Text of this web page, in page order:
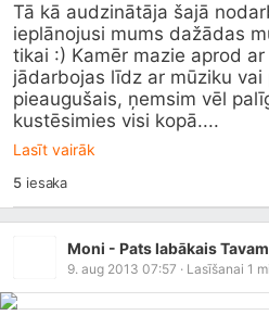
Tā kā audzinātāja šajā
ieplānojusi mums dažādas
tikai :) Kamēr mazie aprod
jādarbojas līdz ar mūziku
pieaugušais, ņemsim vēl
kustēsimies visi kopā....
Lasīt vairāk
5iesaka
Moni - Pats labākais
9. aug 2013 07:57 · Lasīšanai 1